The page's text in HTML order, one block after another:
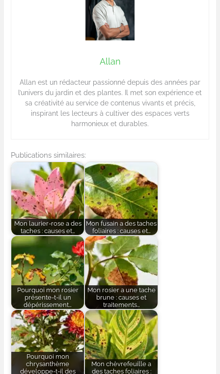
Allan
Allan est un rédacteur passionné depuis des années par
l’univers du jardin et des plantes. Il met son expérience et
sa créativité au service de contenus vivants et précis,
inspirant les lecteurs à cultiver des espaces verts
harmonieux et durables.
Publications similaires:
Mon laurier-rose a des
taches : causes et…
Mon fusain a des taches
foliaires : causes et…
Pourquoi mon rosier
présente-t-il un
dépérissement…
Mon rosier a une tache
brune : causes et
traitements…
Pourquoi mon
chrysanthème
développe-t-il des
Mon chèvrefeuille a
des taches foliaires :